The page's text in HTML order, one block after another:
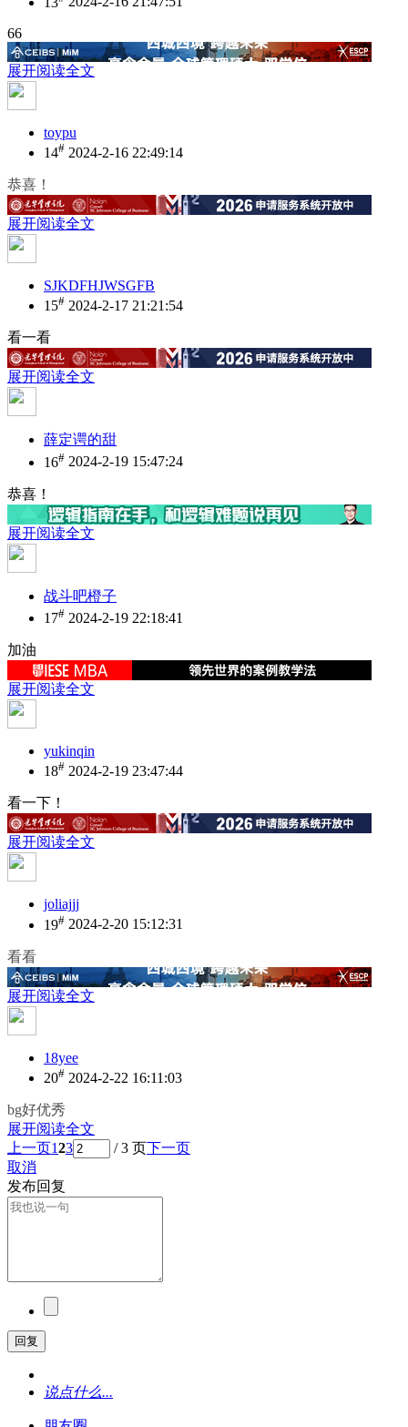
66
展开阅读全文
toypu
14# 2024-2-16 22:49:14
恭喜！
展开阅读全文
SJKDFHJWSGFB
15# 2024-2-17 21:21:54
看一看
展开阅读全文
薛定谔的甜
16# 2024-2-19 15:47:24
恭喜！
展开阅读全文
战斗吧橙子
17# 2024-2-19 22:18:41
加油
展开阅读全文
yukinqin
18# 2024-2-19 23:47:44
看一下！
展开阅读全文
joliajjj
19# 2024-2-20 15:12:31
看看
展开阅读全文
18yee
20# 2024-2-22 16:11:03
bg好优秀
展开阅读全文
上一页123 / 3 页下一页
取消
发布回复
回复
说点什么...